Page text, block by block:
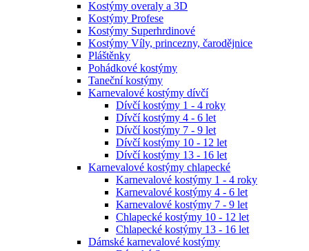
Kostýmy overaly a 3D
Kostýmy Profese
Kostýmy Superhrdinové
Kostýmy Víly, princezny, čarodějnice
Pláštěnky
Pohádkové kostýmy
Taneční kostýmy
Karnevalové kostýmy dívčí
Dívčí kostýmy 1 - 4 roky
Dívčí kostýmy 4 - 6 let
Dívčí kostýmy 7 - 9 let
Dívčí kostýmy 10 - 12 let
Dívčí kostýmy 13 - 16 let
Karnevalové kostýmy chlapecké
Karnevalové kostýmy 1 - 4 roky
Karnevalové kostýmy 4 - 6 let
Karnevalové kostýmy 7 - 9 let
Chlapecké kostýmy 10 - 12 let
Chlapecké kostýmy 13 - 16 let
Dámské karnevalové kostýmy